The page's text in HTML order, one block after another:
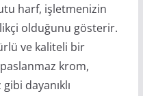
harf, işletmenizin
olduğunu gösterir.
ve kaliteli bir
krom,
dayanıklı